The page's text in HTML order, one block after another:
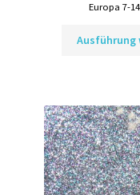
Europa 7-
Ausführung